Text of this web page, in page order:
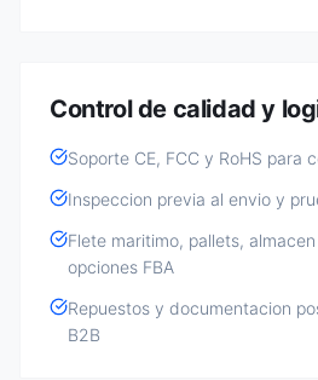
Control de calidad y
Soporte CE, FCC y RoHS para
Inspeccion previa al envio y
Flete maritimo, pallets,
opciones FBA
Repuestos y documentacion
B2B